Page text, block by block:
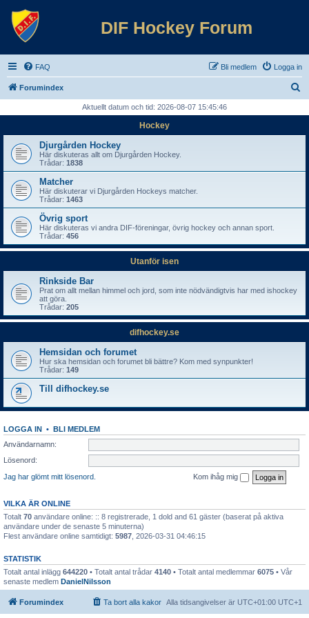
DIF Hockey Forum
FAQ Logga in
Bli medlem
Forumindex
Aktuellt datum och tid: 2026-08-07 15:45:46
Hockey
Djurgården Hockey
Här diskuteras allt om Djurgården Hockey.
Trådar: 1838
Matcher
Här diskuterar vi Djurgården Hockeys matcher.
Trådar: 1463
Övrig sport
Här diskuteras vi andra DIF-föreningar, övrig hockey och annan sport.
Trådar: 456
Utanför isen
Rinkside Bar
Prat om allt mellan himmel och jord, som inte nödvändigtvis har med ishockey
att göra.
Trådar: 205
difhockey.se
Hemsidan och forumet
Hur ska hemsidan och forumet bli bättre? Kom med synpunkter!
Trådar: 149
Till difhockey.se
LOGGA IN • BLI MEDLEM
Användarnamn:
Lösenord:
Jag har glömt mitt lösenord.
Kom ihåg mig
VILKA ÄR ONLINE
Totalt 70 användare online: :: 8 registrerade, 1 dold and 61 gäster (baserat på aktiva
användare under de senaste 5 minuterna)
Flest användare online samtidigt: 5987 , 2026-03-31 04:46:15
STATISTIK
Totalt antal inlägg 644220 • Totalt antal trådar 4140 • Totalt antal medlemmar 6075 • Vår
senaste medlem DanielNilsson
Forumindex Alla tidsangivelser är UTC+01:00 UTC+1
Ta bort alla kakor